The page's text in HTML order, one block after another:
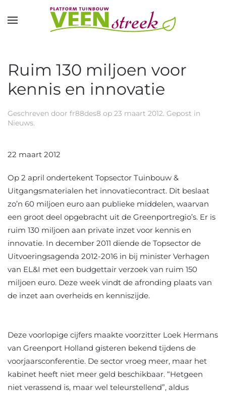
Overslaan en naar de inhoud gaan
Ruim 130 miljoen voor
kennis en innovatie
Geschreven door fr88des8 op 23 maart 2012. Gepost in
Nieuws.
22 maart 2012
Op 2 april ondertekent Topsector Tuinbouw &
Uitgangsmaterialen het innovatiecontract. Dit beslaat
zo’n 60 miljoen euro aan publieke middelen, waarvan
een groot deel opgebracht uit de Greenportregio’s. Er is
ruim 130 miljoen aan private inzet voor kennis en
innovatie. In december 2011 diende de Topsector de
Uitvoeringsagenda 2012-2016 in bij minister Verhagen
van EL&I met een budgettair verzoek van ruim 150
miljoen euro. Deze week vindt de afronding plaats van
de inzet aan overheids en kenniszijde.
Deze voorlopige cijfers maakte voorzitter Loek Hermans
van Greenport Holland gisteren bekend tijdens de
voorjaarsconferentie. De sector vroeg meer, maar het
kabinet heeft niet meer geld beschikbaar. “Hetgeen
niet verassend is, maar wel teleurstellend”, aldus